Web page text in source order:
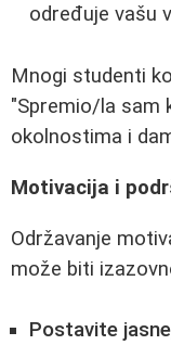
određuje vašu
Mnogi studenti
"Spremio/la sam
okolnostima i
Motivacija i
Održavanje
može biti
Postavite